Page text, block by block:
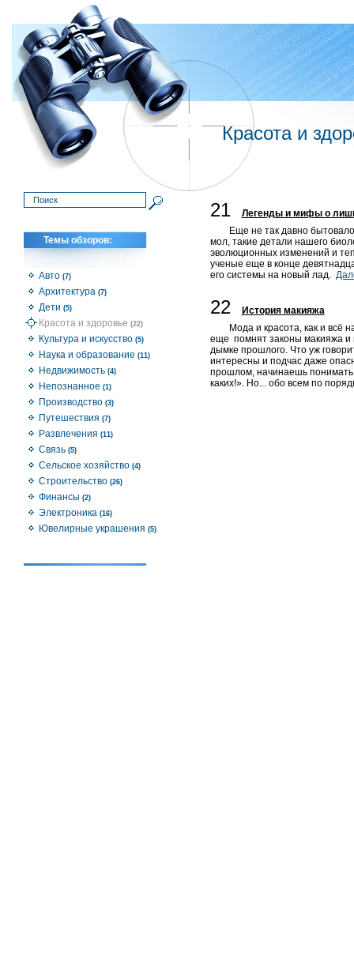
Темы обзоров:
Авто (7)
Архитектура (7)
Дети (5)
Красота и здоровье (22)
Культура и искусство (5)
Наука и образование (11)
Недвижимость (4)
Непознанное (1)
Производство (3)
Путешествия (7)
Развлечения (11)
Связь (5)
Сельское хозяйство (4)
Строительство (26)
Финансы (2)
Электроника (16)
Ювелирные украшения (5)
Красота и
21
Легенды и мифы о
Еще не так давно
мол, такие детали нашего
эволюционных изменений и
ученые еще в конце
его системы на новый лад.
22
История макияжа
Мода и красота, как и всё
еще помнят законы макияжа и
дымке прошлого. Что уж
интересны и подчас даже
прошлом, начинаешь понимать
каких!». Но... обо всем по